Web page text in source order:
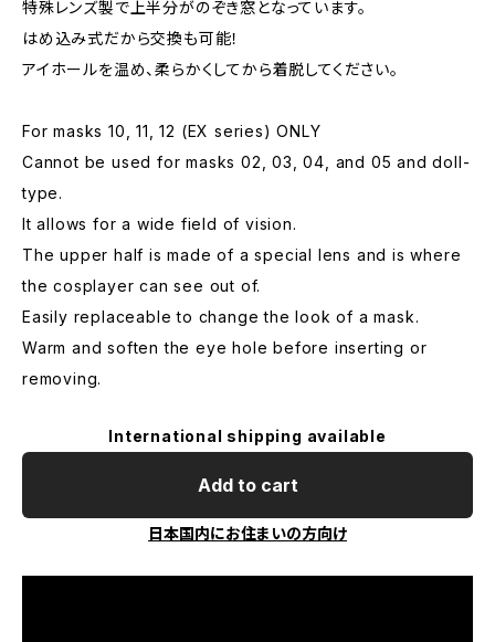
特殊レンズ製で上半分がのぞき窓となっています。
はめ込み式だから交換も可能！
アイホールを温め、柔らかくしてから着脱してください。
For masks 10, 11, 12 (EX series) ONLY
Cannot be used for masks 02, 03, 04, and 05 and doll-
type.
It allows for a wide field of vision.
The upper half is made of a special lens and is where
the cosplayer can see out of.
Easily replaceable to change the look of a mask.
Warm and soften the eye hole before inserting or
removing.
International shipping available
Add to cart
日本国内にお住まいの方向け